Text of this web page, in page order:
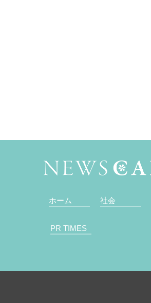
ホーム 社会
PR TIMES